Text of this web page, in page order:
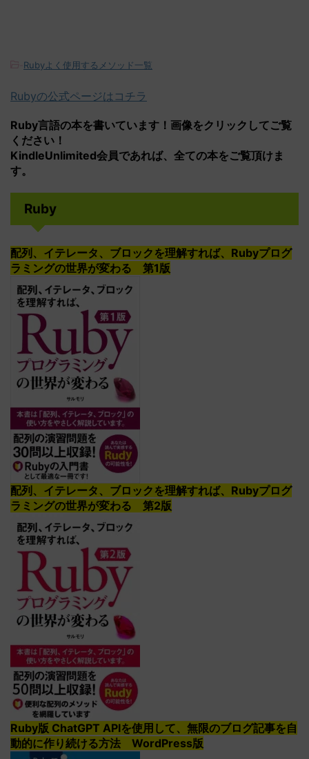
Rubyよく使用するメソッド一覧
Rubyの公式ページはコチラ
Ruby言語の本を書いています！画像をクリックしてご覧
ください！
KindleUnlimited会員であれば、全ての本をご覧頂けま
す。
Ruby
配列、イテレータ、ブロックを理解すれば、Rubyプログ
ラミングの世界が変わる 第1版
配列、イテレータ、ブロックを理解すれば、Rubyプログ
ラミングの世界が変わる 第2版
Ruby版 ChatGPT APIを使用して、無限のブログ記事を自
動的に作り続ける方法 WordPress版